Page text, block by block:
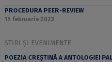
PROCEDURA PEER-REVIEW
15 februarie 2023
ȘTIRI ȘI EVENIMENTE
POEZIA CREȘTINĂ A ANTOLOGIEI